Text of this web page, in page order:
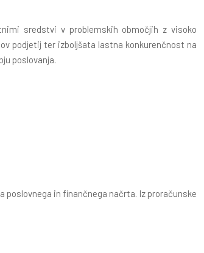
sredstvi v problemskih območjih z visoko
podjetij ter izboljšata lastna konkurenčnost na
poslovanja.
poslovnega in finančnega načrta. Iz proračunske